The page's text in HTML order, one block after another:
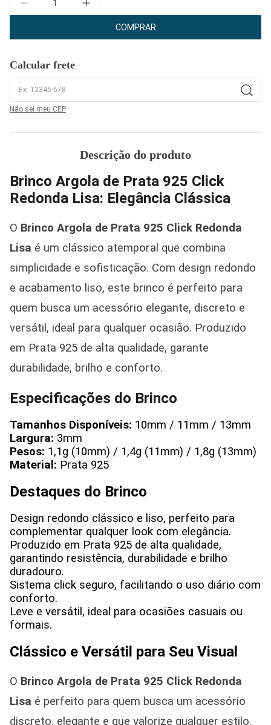
COMPRAR
Calcular frete
Não sei meu CEP
Descrição do produto
Brinco Argola de Prata 925 Click
Redonda Lisa: Elegância Clássica
O Brinco Argola de Prata 925 Click Redonda
Lisa é um clássico atemporal que combina
simplicidade e sofisticação. Com design redondo
e acabamento liso, este brinco é perfeito para
quem busca um acessório elegante, discreto e
versátil, ideal para qualquer ocasião. Produzido
em Prata 925 de alta qualidade, garante
durabilidade, brilho e conforto.
Especificações do Brinco
Tamanhos Disponíveis: 10mm / 11mm / 13mm
Largura: 3mm
Pesos: 1,1g (10mm) / 1,4g (11mm) / 1,8g (13mm)
Material: Prata 925
Destaques do Brinco
Design redondo clássico e liso, perfeito para
complementar qualquer look com elegância.
Produzido em Prata 925 de alta qualidade,
garantindo resistência, durabilidade e brilho
duradouro.
Sistema click seguro, facilitando o uso diário com
conforto.
Leve e versátil, ideal para ocasiões casuais ou
formais.
Clássico e Versátil para Seu Visual
O Brinco Argola de Prata 925 Click Redonda
Lisa é perfeito para quem busca um acessório
discreto, elegante e que valorize qualquer estilo,